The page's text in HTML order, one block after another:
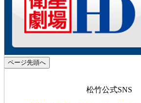
ページ先頭へ
松竹公式SNS